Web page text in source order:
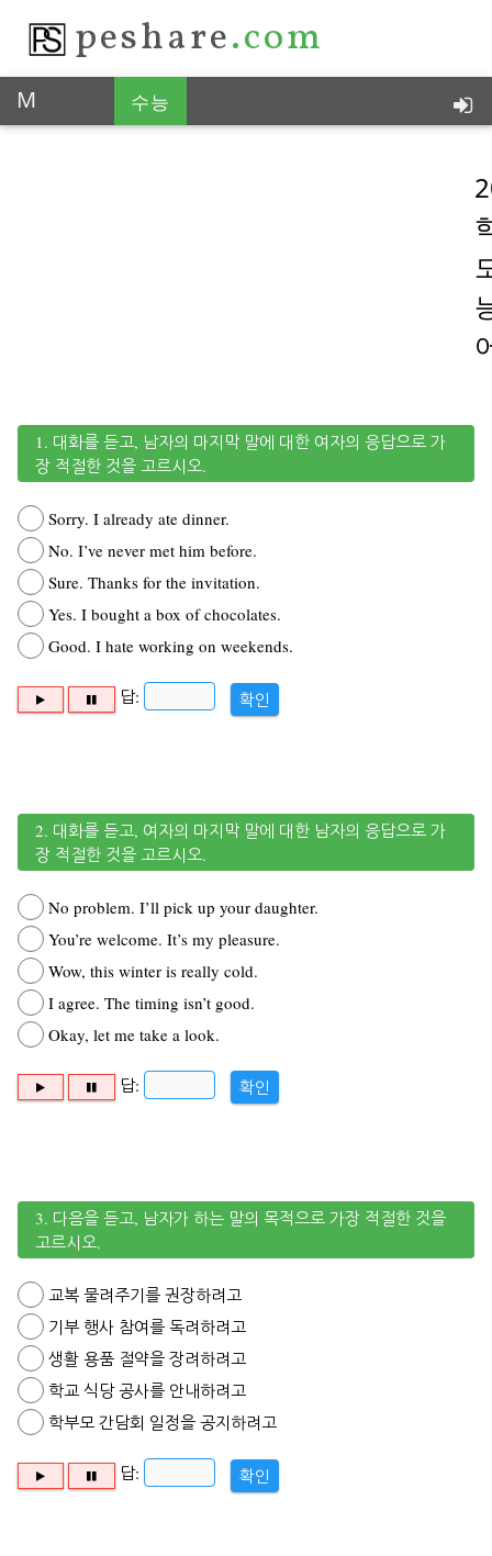
peshare.com
통찰력 있는 피이쉐어, 한국 No.1
M 수능
1. 대화를 듣고, 남자의 마지막 말에 대한 여자의 응답으로 가
장 적절한 것을 고르시오.
Sorry. I already ate dinner.
No. I’ve never met him before.
Sure. Thanks for the invitation.
Yes. I bought a box of chocolates.
Good. I hate working on weekends.
답: 확인
2. 대화를 듣고, 여자의 마지막 말에 대한 남자의 응답으로 가
장 적절한 것을 고르시오.
No problem. I’ll pick up your daughter.
You’re welcome. It’s my pleasure.
Wow, this winter is really cold.
I agree. The timing isn’t good.
Okay, let me take a look.
답: 확인
3. 다음을 듣고, 남자가 하는 말의 목적으로 가장 적절한 것을
고르시오.
교복 물려주기를 권장하려고
기부 행사 참여를 독려하려고
생활 용품 절약을 장려하려고
학교 식당 공사를 안내하려고
학부모 간담회 일정을 공지하려고
답: 확인